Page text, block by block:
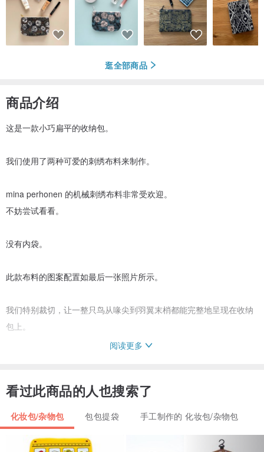
逛全部商品
商品介绍
这是一款小巧扁平的收纳包。
我们使用了两种可爱的刺绣布料来制作。
mina perhonen 的机械刺绣布料非常受欢迎。
不妨尝试看看。
没有内袋。
此款布料的图案配置如最后一张照片所示。
我们特别裁切，让一整只鸟从喙尖到羽翼末梢都能完整地呈现在收纳
包上。
尺寸 (厘米)
阅读更多
看过此商品的人也搜索了
化妆包/杂物包 包包提袋 手工制作的 化妆包/杂物包